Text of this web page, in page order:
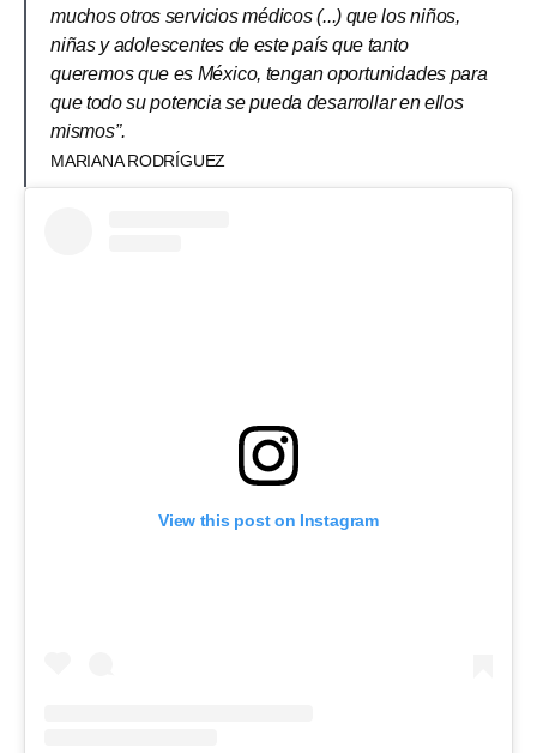
muchos otros servicios médicos (...) que los niños,
niñas y adolescentes de este país que tanto
queremos que es México, tengan oportunidades para
que todo su potencia se pueda desarrollar en ellos
mismos”.
MARIANA RODRÍGUEZ
View this post on Instagram